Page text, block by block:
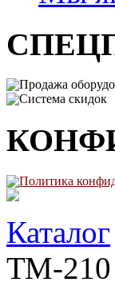
Продажа
Система скидок
Политика
Каталог
ТМ-210